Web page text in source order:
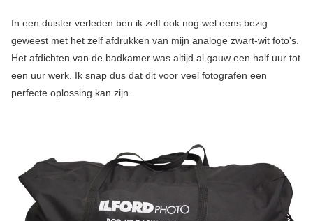
In een duister verleden ben ik zelf ook nog wel eens bezig
geweest met het zelf afdrukken van mijn analoge zwart-wit foto's.
Het afdichten van de badkamer was altijd al gauw een half uur tot
een uur werk. Ik snap dus dat dit voor veel fotografen een
perfecte oplossing kan zijn.